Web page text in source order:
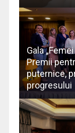
Gala
Premii
puternice,
progresului